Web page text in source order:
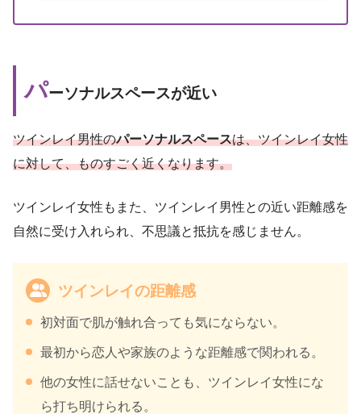
パーソナルスペースが近い
ツインレイ男性のパーソナルスペースは、ツインレイ女性
に対して、ものすごく近くなります。
ツインレイ女性もまた、ツインレイ男性との近い距離感を
自然に受け入れられ、不思議と抵抗を感じません。
ツインレイの距離感
初対面で肌が触れ合っても気にならない。
最初から恋人や家族のような距離感で関われる。
他の女性に話せないことも、ツインレイ女性にな
ら打ち明けられる。